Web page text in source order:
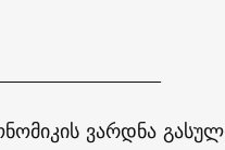
ვარდნა გასულ